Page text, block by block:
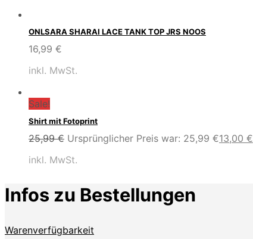
ONLSARA SHARAI LACE TANK TOP JRS NOOS
16,99 €
inkl. MwSt.
Sale!
Shirt mit Fotoprint
25,99€ Ursprünglicher Preis war: 25,99 €13,00 €
inkl. MwSt.
Infos zu Bestellungen
Warenverfügbarkeit